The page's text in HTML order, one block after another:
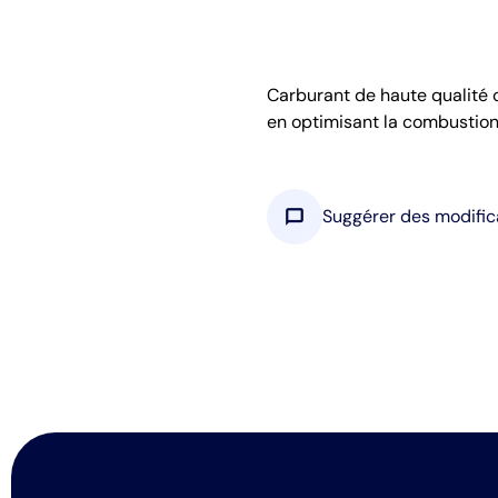
Carburant de haute qualité
en optimisant la
chat_bubble Suggérer des